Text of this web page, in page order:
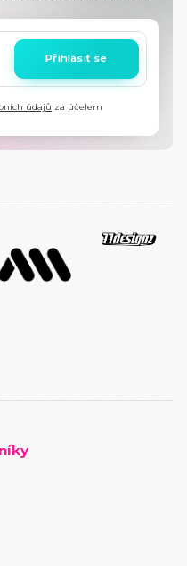
Přihlásit se
údajů za účelem